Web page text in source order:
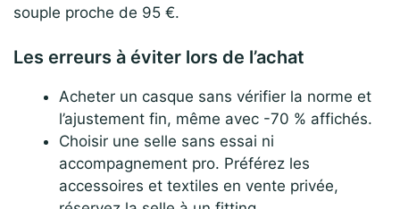
souple proche de 95 €.
Les erreurs à éviter lors de l’achat
Acheter un casque sans vérifier la norme et
l’ajustement fin, même avec -70 % affichés.
Choisir une selle sans essai ni
accompagnement pro. Préférez les
accessoires et textiles en vente privée,